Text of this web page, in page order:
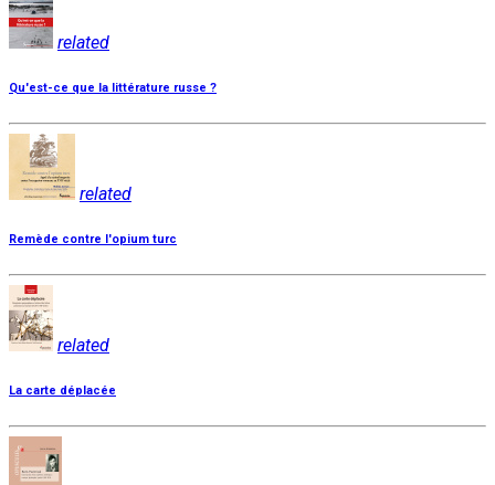
related
Qu'est-ce que la littérature russe ?
related
Remède contre l'opium turc
related
La carte déplacée